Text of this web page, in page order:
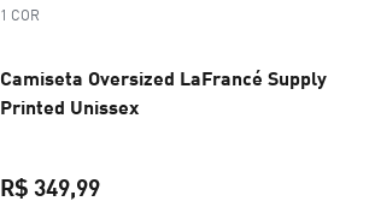
1 COR
Camiseta Oversized LaFrancé Supply
Printed Unissex
R$ 349,99